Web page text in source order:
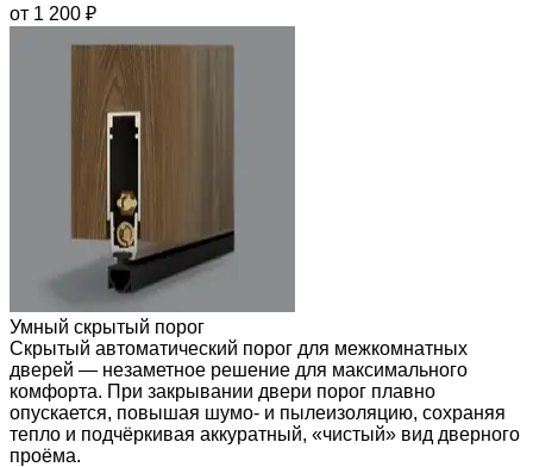
от 1 200 ₽
Умный скрытый порог
Скрытый автоматический порог для межкомнатных
дверей — незаметное решение для максимального
комфорта. При закрывании двери порог плавно
опускается, повышая шумо- и пылеизоляцию, сохраняя
тепло и подчёркивая аккуратный, «чистый» вид дверного
проёма.